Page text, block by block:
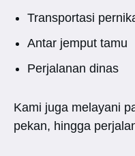
Transportasi
Antar jemput tamu
Perjalanan dinas
Kami juga melayani
pekan, hingga